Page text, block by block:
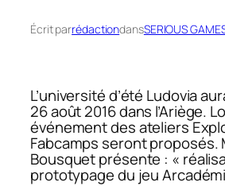
Écrit parrédactiondansSERIOUS
L’université d’été Ludovia
26 août 2016 dans l’Ariège.
événement des ateliers
Fabcamps seront proposés.
Bousquet présente : «
prototypage du jeu